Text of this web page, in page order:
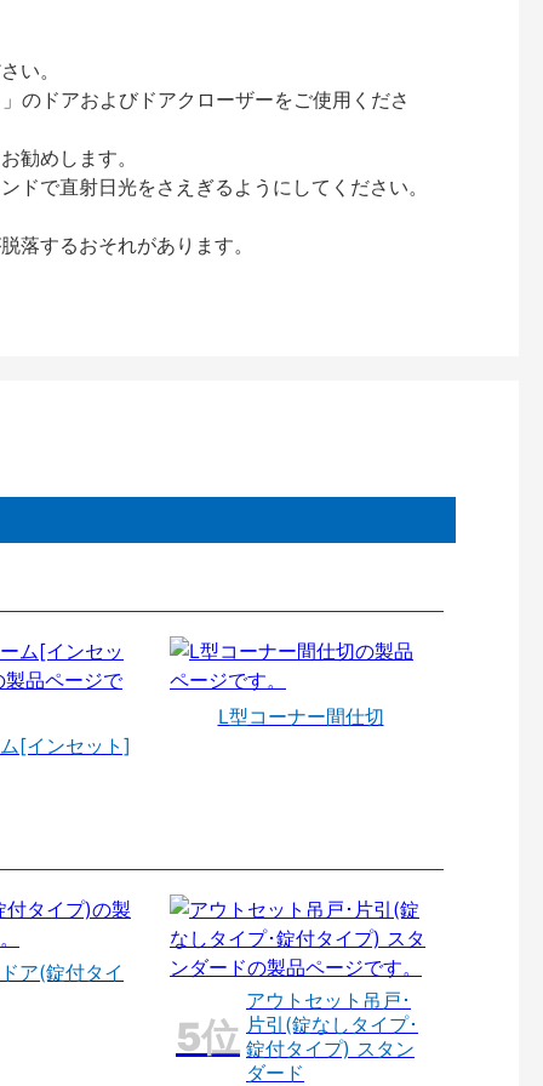
い。
のドアおよびドアクローザーをご使用くださ
勧めします。
で直射日光をさえぎるようにしてください。
するおそれがあります。
[インセット]
L型コーナー間仕切
ア(錠付タイ
アウトセット吊戸･
片引(錠なしタイプ･
錠付タイプ) スタン
ダード